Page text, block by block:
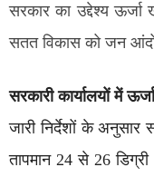
सरकार का उद्देश्य
सतत विकास को जन
सरकारी कार्यालयों में
जारी निर्देशों के अनुसार
तापमान 24 से 26